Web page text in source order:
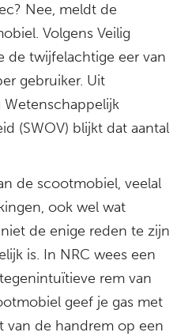
Nee, meldt de
Volgens Veilig
de twijfelachtige eer van
gebruiker. Uit
(SWOV) blijkt dat aantal
de scootmobiel, veelal
ook wel wat
de enige reden te zijn
is. In NRC wees een
rem van
geef je gas met
van de handrem op een